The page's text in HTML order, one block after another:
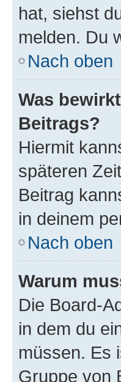
hat, siehst
melden. Du
Nach oben
Was
Beitrags?
Hiermit
späteren
Beitrag
in deinem
Nach oben
Warum
Die Board-
in dem du
müssen. Es
Gruppe von